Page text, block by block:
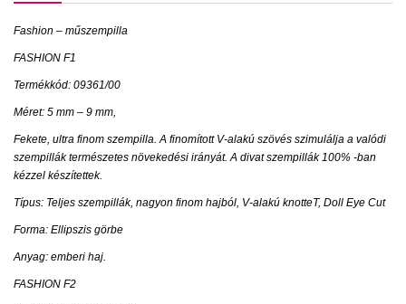
Fashion – műszempilla
FASHION F1
Termékkód: 09361/00
Méret: 5 mm – 9 mm,
Fekete, ultra finom szempilla. A finomított V-alakú szövés szimulálja a valódi
szempillák természetes növekedési irányát. A divat szempillák 100% -ban
kézzel készítettek.
Típus: Teljes szempillák, nagyon finom hajból, V-alakú knotteT, Doll Eye Cut
Forma: Ellipszis görbe
Anyag: emberi haj.
FASHION F2